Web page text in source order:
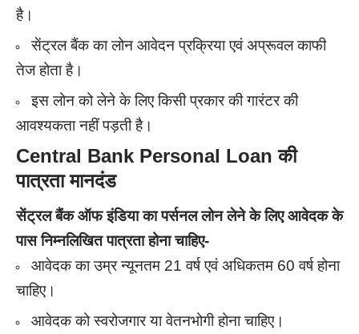
है।
सेंट्रल बैंक का लोन आवेदन प्रक्रिया एवं अप्रूवल काफी
तेज होता है।
इस लोन को लेने के लिए किसी प्रकार की गारंटर की
आवश्यकता नहीं पड़ती है।
Central Bank Personal Loan की
पात्रता मानदंड
सेंट्रल बैंक ऑफ इंडिया का पर्सनल लोन लेने के लिए आवेदक के
पास निम्नलिखित पात्रता होना चाहिए-
आवेदक का उम्र न्यूनतम 21 वर्ष एवं अधिकतम 60 वर्ष होना
चाहिए।
आवेदक को स्वरोजगार या वेतनभोगी होना चाहिए।